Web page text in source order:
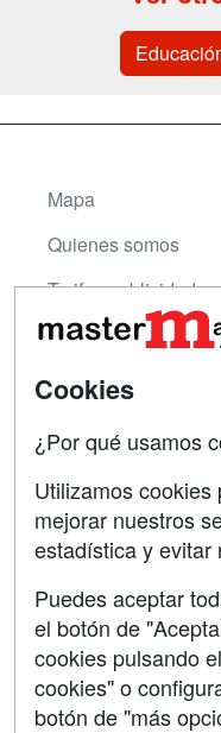
Mapa
Quienes somos
Tarifas publicidad
Acceso Usuarios
Acceso Centros
Contactar
Confidencialidad
Aviso legal
Copyleft
Cookies
¿Por qué usamos
Utilizamos
mejorar nuestros
estadística y evitar
Puedes aceptar
el botón de
cookies pulsando
cookies" o
botón de "más